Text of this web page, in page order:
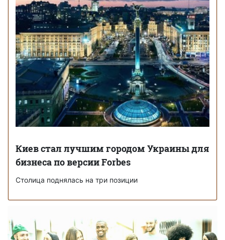
Киев стал лучшим городом Украины для
бизнеса по версии Forbes
Столица поднялась на три позиции